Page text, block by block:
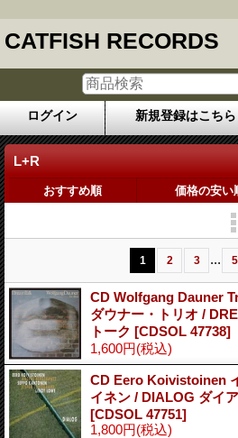
CATFISH RECORDS
ログイン 新規登録はこちら
L+R
おすすめ順 価格の安い
1 2 3 ... 5
CD Wolfgang Dauner
ダウナー・トリオ /
トーク [CDSOL 47738]
1,600円(税込)
CD Eero Koivistoinen
イネン / DIALOG ダイ
[CDSOL 47751]
1,800円(税込)